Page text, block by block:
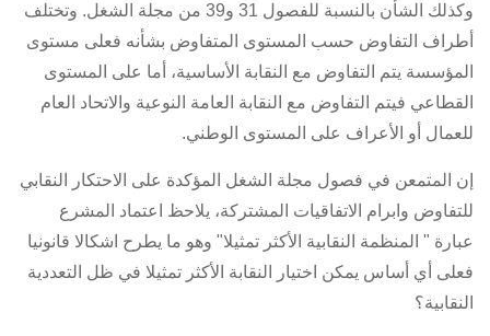
وكذلك الشأن بالنسبة للفصول 31 و39 من مجلة الشغل
. وتختلف
أطراف التفاوض حسب المستوى المتفاوض بشأنه فعلى مستوى
المؤسسة يتم التفاوض مع النقابة الأساسية، أما على المستوى
القطاعي فيتم التفاوض مع النقابة العامة النوعية والاتحاد العام
للعمال أو الأعراف على المستوى الوطني.
إن المتمعن في فصول مجلة الشغل المؤكدة على الاحتكار النقابي
للتفاوض وابرام الاتفاقيات المشتركة، يلاحظ اعتماد المشرع
عبارة " المنظمة النقابية الأكثر تمثيلا" وهو ما يطرح اشكالا قانونيا
فعلى أي أساس يمكن اختيار النقابة الأكثر تمثيلا في ظل التعددية
النقابية؟